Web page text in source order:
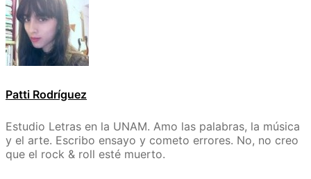
Patti Rodríguez
Estudio Letras en la UNAM. Amo las palabras, la música
y el arte. Escribo ensayo y cometo errores. No, no creo
que el rock & roll esté muerto.